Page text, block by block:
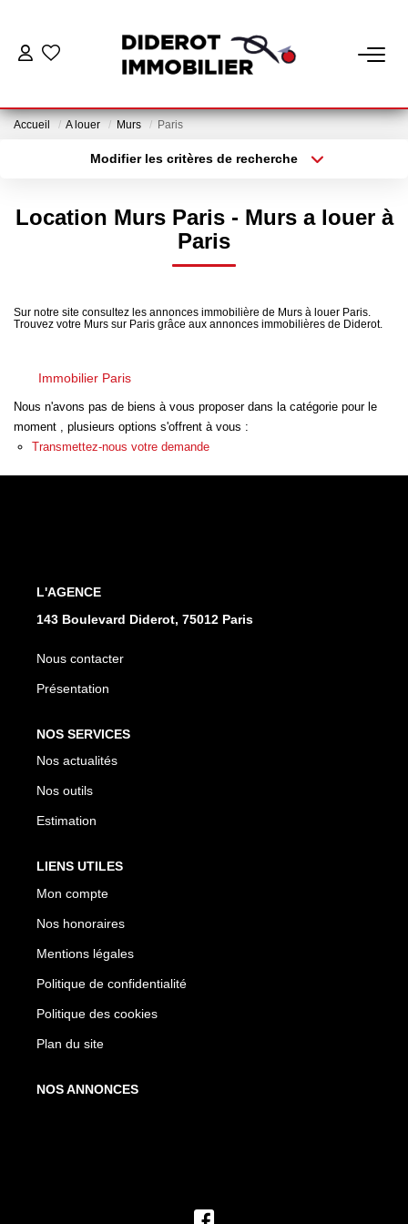
Espace Client Gestion
CONTACT
Accueil A louer Murs Paris
Modifier les critères de recherche
Budget max
Location Murs Paris - Murs a louer à
Paris
Sur notre site consultez les annonces immobilière de Murs à louer Paris.
Trouvez votre Murs sur Paris grâce aux annonces immobilières de Diderot.
Immobilier Paris
Nous n'avons pas de biens à vous proposer dans la catégorie pour le
moment , plusieurs options s'offrent à vous :
Transmettez-nous votre demande
L'AGENCE
143 Boulevard Diderot, 75012 Paris
Nous contacter
Présentation
NOS SERVICES
Nos actualités
Nos outils
Estimation
LIENS UTILES
Mon compte
Nos honoraires
Mentions légales
Politique de confidentialité
Politique des cookies
Plan du site
NOS ANNONCES